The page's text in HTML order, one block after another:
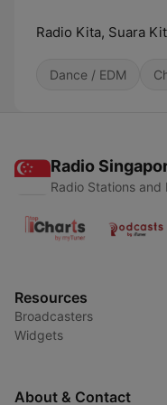
Radio Kita, Suara
Dance / EDM
Radio
Radio Stations and
Resources
Broadcasters
Widgets
About & Contact